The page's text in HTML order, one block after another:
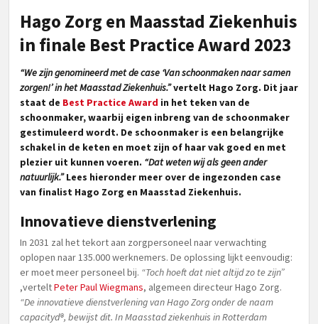
Hago Zorg en Maasstad Ziekenhuis
in finale Best Practice Award 2023
“We zijn genomineerd met de case ‘Van schoonmaken naar samen
zorgen!’ in het Maasstad Ziekenhuis.”vertelt Hago Zorg. Dit jaar
staat de Best Practice Award in het teken van de
schoonmaker, waarbij eigen inbreng van de schoonmaker
gestimuleerd wordt. De schoonmaker is een belangrijke
schakel in de keten en moet zijn of haar vak goed en met
plezier uit kunnen voeren. “Dat weten wij als geen ander
natuurlijk.”Lees hieronder meer over de ingezonden case
van finalist Hago Zorg en Maasstad Ziekenhuis.
Innovatieve dienstverlening
In 2031 zal het tekort aan zorgpersoneel naar verwachting
oplopen naar 135.000 werknemers. De oplossing lijkt eenvoudig:
er moet meer personeel bij. “Toch hoeft dat niet altijd zo te zijn”
,verteltPeter Paul Wiegmans, algemeen directeur Hago Zorg.
“De innovatieve dienstverlening van Hago Zorg onder de naam
capacityd®, bewijst dit. In Maasstad ziekenhuis in Rotterdam